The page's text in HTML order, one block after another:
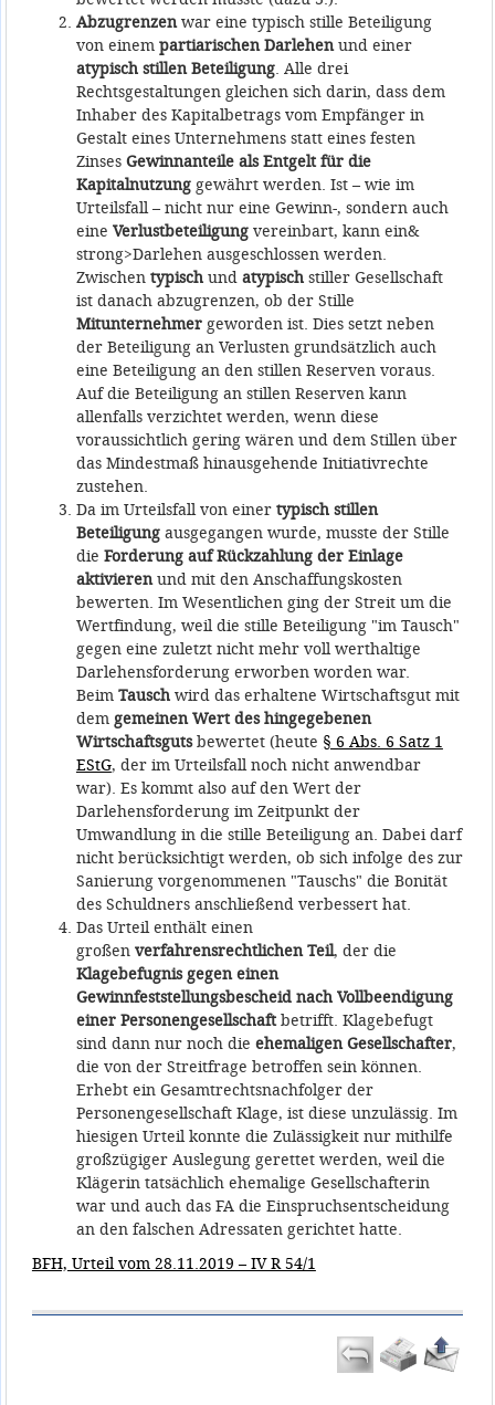
Abzugrenzenwar eine typisch stille Beteiligung
von einem partiarischen Darlehenund einer
atypisch stillen Beteiligung. Alle drei
Rechtsgestaltungen gleichen sich darin, dass dem
Inhaber des Kapitalbetrags vom Empfänger in
Gestalt eines Unternehmens statt eines festen
Zinses Gewinnanteile als Entgelt für die
Kapitalnutzunggewährt werden. Ist – wie im
Urteilsfall – nicht nur eine Gewinn-, sondern auch
eine Verlustbeteiligungvereinbart, kann ein&
strong>Darlehen ausgeschlossen werden.
Zwischen typischund atypischstiller Gesellschaft
ist danach abzugrenzen, ob der Stille
Mitunternehmergeworden ist. Dies setzt neben
der Beteiligung an Verlusten grundsätzlich auch
eine Beteiligung an den stillen Reserven voraus.
Auf die Beteiligung an stillen Reserven kann
allenfalls verzichtet werden, wenn diese
voraussichtlich gering wären und dem Stillen über
das Mindestmaß hinausgehende Initiativrechte
zustehen.
Da im Urteilsfall von einer typisch stillen
Beteiligungausgegangen wurde, musste der Stille
die Forderung auf Rückzahlung der Einlage
aktivierenund mit den Anschaffungskosten
bewerten. Im Wesentlichen ging der Streit um die
Wertfindung, weil die stille Beteiligung "im Tausch"
gegen eine zuletzt nicht mehr voll werthaltige
Darlehensforderung erworben worden war.
Beim Tauschwird das erhaltene Wirtschaftsgut mit
dem gemeinen Wert des hingegebenen
Wirtschaftsgutsbewertet (heute § 6 Abs. 6 Satz 1
EStG, der im Urteilsfall noch nicht anwendbar
war). Es kommt also auf den Wert der
Darlehensforderung im Zeitpunkt der
Umwandlung in die stille Beteiligung an. Dabei darf
nicht berücksichtigt werden, ob sich infolge des zur
Sanierung vorgenommenen "Tauschs" die Bonität
des Schuldners anschließend verbessert hat.
Das Urteil enthält einen
großen verfahrensrechtlichen Teil, der die
Klagebefugnis gegen einen
Gewinnfeststellungsbescheid nach Vollbeendigung
einer Personengesellschaftbetrifft. Klagebefugt
sind dann nur noch die ehemaligen Gesellschafter,
die von der Streitfrage betroffen sein können.
Erhebt ein Gesamtrechtsnachfolger der
Personengesellschaft Klage, ist diese unzulässig. Im
hiesigen Urteil konnte die Zulässigkeit nur mithilfe
großzügiger Auslegung gerettet werden, weil die
Klägerin tatsächlich ehemalige Gesellschafterin
war und auch das FA die Einspruchsentscheidung
an den falschen Adressaten gerichtet hatte.
BFH, Urteil vom 28.11.2019 – IV R 54/1